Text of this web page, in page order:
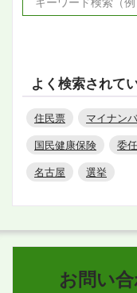
よく検索されて
住民票 マイナン
国民健康保険
委
名古屋
選挙
お問い